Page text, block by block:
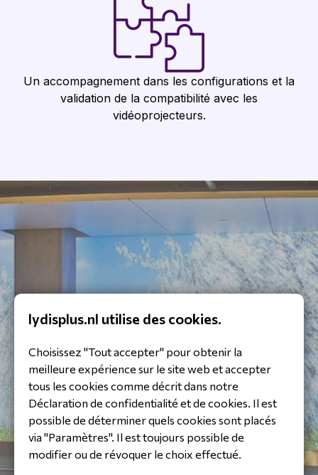
Un accompagnement dans les configurations et la
validation de la compatibilité avec les
vidéoprojecteurs.
lydisplus.nl utilise des cookies.
Choisissez "Tout accepter" pour obtenir la
meilleure expérience sur le site web et accepter
tous les cookies comme décrit dans notre
Déclaration de confidentialité et de cookies. Il est
possible de déterminer quels cookies sont placés
via "Paramètres". Il est toujours possible de
modifier ou de révoquer le choix effectué.